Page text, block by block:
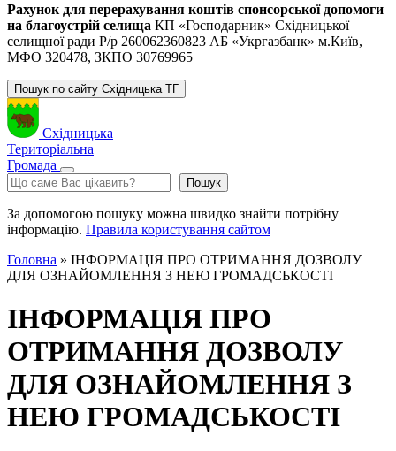
Рахунок для перерахування коштів спонсорської допомоги
на благоустрій селища КП «Господарник» Східницької
селищної ради Р/р 260062360823 АБ «Укргазбанк» м.Київ,
МФО 320478, ЗКПО 30769965
Пошук по сайту Східницька ТГ
Східницька
Територіальна
Громада
Пошук
Пошук
За допомогою пошуку можна швидко знайти потрібну
інформацію. Правила користування сайтом
Головна » ІНФОРМАЦІЯ ПРО ОТРИМАННЯ ДОЗВОЛУ
ДЛЯ ОЗНАЙОМЛЕННЯ З НЕЮ ГРОМАДСЬКОСТІ
ІНФОРМАЦІЯ ПРО
ОТРИМАННЯ ДОЗВОЛУ
ДЛЯ ОЗНАЙОМЛЕННЯ З
НЕЮ ГРОМАДСЬКОСТІ